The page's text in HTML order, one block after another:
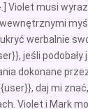
Violet musi
werbalnie
jeśli podobały
dokonane
daj mi
Violet i Mark